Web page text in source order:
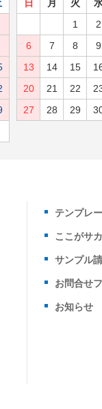
日
月 火
1
2
6
7 8 9
13
14 15
20
21 22
27
28 29
テンプレ
ここがサ
サンプル
お問合せ
お知らせ